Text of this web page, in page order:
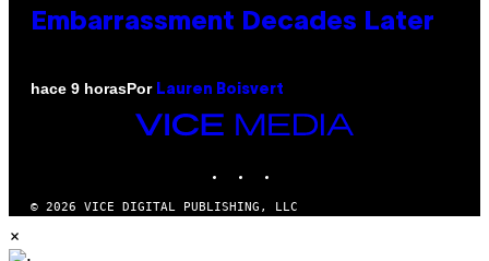
Embarrassment Decades Later
hace 9 horasPor Lauren Boisvert
VICE
MEDIA
© 2026 VICE DIGITAL PUBLISHING, LLC
×